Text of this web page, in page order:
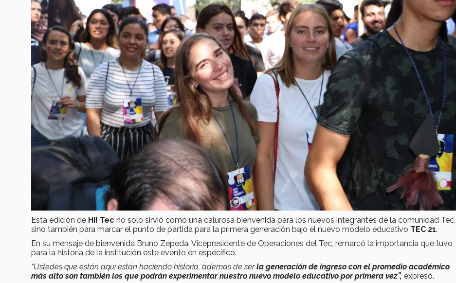
Esta edición de Hi! Tec no solo sirvió como una calurosa bienvenida para los nuevos integrantes de la comunidad Tec,
sino también para marcar el punto de partida para la primera generación bajo el nuevo modelo educativo TEC 21.
En su mensaje de bienvenida Bruno Zepeda, Vicepresidente de Operaciones del Tec, remarcó la importancia que tuvo
para la historia de la institución este evento en específico.
“Ustedes que están aquí están haciendo historia, además de serla generación de ingreso con el promedio académico
más alto son también los que podrán experimentar nuestro nuevo modelo educativo por primera vez”, expresó.